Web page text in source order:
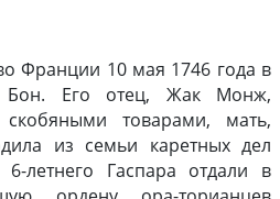
Франции 10 мая 1746 года в
Бон. Его отец, Жак Монж,
скобяными товарами, мать,
из семьи каретных дел
летнего Гаспара отдали в